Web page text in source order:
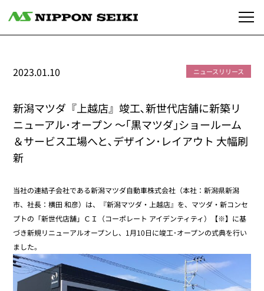
ニュースリリース
2023.01.10
新潟マツダ『上越店』竣工､新世代店舗に新築リ
ニューアル･オープン ～｢黒マツダ｣ショールーム
＆サービス工場へと､デザイン･レイアウト 大幅刷
新
当社の連結子会社である新潟マツダ自動車株式会社（本社：新潟県新潟
市、社長：横田 和彦）は、『新潟マツダ・上越店』を、マツダ・新コンセ
プトの「新世代店舗」ＣＩ（コーポレート アイデンティティ）【※】に基
づき新規リニューアルオープンし、1月10日に竣工･オープンの式典を行い
ました。